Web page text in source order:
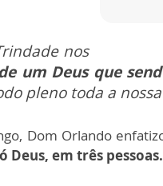
nos
um Deus que
pleno toda a
Dom Orlando
Deus, em três pessoas.